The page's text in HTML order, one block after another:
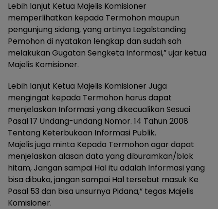
Lebih lanjut Ketua Majelis Komisioner
memperlihatkan kepada Termohon maupun
pengunjung sidang, yang artinya Legalstanding
Pemohon di nyatakan lengkap dan sudah sah
melakukan Gugatan Sengketa Informasi,” ujar ketua
Majelis Komisioner.
Lebih lanjut Ketua Majelis Komisioner Juga
mengingat kepada Termohon harus dapat
menjelaskan Informasi yang dikecualikan Sesuai
Pasal 17 Undang-undang Nomor. 14 Tahun 2008
Tentang Keterbukaan Informasi Publik.
Majelis juga minta Kepada Termohon agar dapat
menjelaskan alasan data yang diburamkan/blok
hitam, Jangan sampai Hal itu adalah Informasi yang
bisa dibuka, jangan sampai Hal tersebut masuk Ke
Pasal 53 dan bisa unsurnya Pidana,” tegas Majelis
Komisioner.